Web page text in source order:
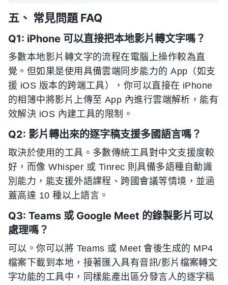
五、 常見問題 FAQ
Q1: iPhone 可以直接把本地影片轉文字嗎？
多數本地影片轉文字的流程在電腦上操作較為直
覺。但如果是使用具備雲端同步能力的 App（如支
援 iOS 版本的跨端工具），你可以直接在 iPhone
的相簿中將影片上傳至 App 內進行雲端解析，能有
效解決 iOS 內建工具的限制。
Q2: 影片轉出來的逐字稿支援多國語言嗎？
取決於使用的工具。多數傳統工具對中文支援度較
好，而像 Whisper 或 Tinrec 則具備多語種自動識
別能力，能支援外語課程、跨國會議等情境，並涵
蓋高達 10 種以上語言。
Q3: Teams 或 Google Meet 的錄製影片可以
處理嗎？
可以。你可以將 Teams 或 Meet 會後生成的 MP4
檔案下載到本地，接著匯入具有音訊/影片檔案轉文
字功能的工具中，同樣能產出區分發言人的逐字稿